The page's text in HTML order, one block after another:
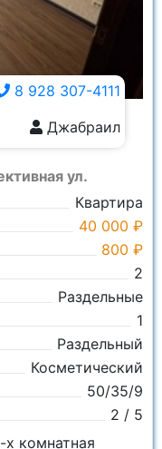
ул.
Квартира
40 000 ₽
800 ₽
2
Раздельные
1
Раздельный
Косметический
50/35/9
2 / 5
8 928 307-4111
Джабраил
комнатная